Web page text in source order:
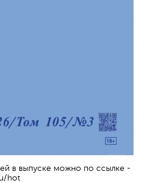
в выпуске можно по ссылке -
hot
Обратная